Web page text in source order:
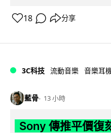
18 分享
3C科技 流動音樂 音樂耳
藍骨 13 小時
Sony 傳推平價